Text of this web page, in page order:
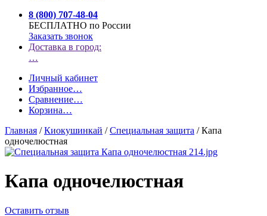
8 (800) 707-48-04
БЕСПЛАТНО по России
Заказать звонок
Доставка в город:
…
Личный кабинет
Избранное…
Сравнение…
Корзина…
Главная /Киокушинкай /Специальная защита /Капа
одночелюстная
Капа одночелюстная
Оставить отзыв